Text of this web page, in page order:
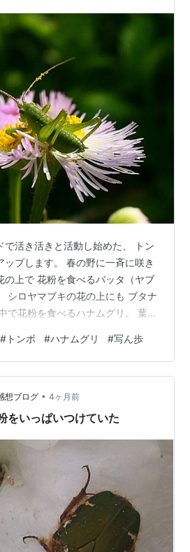
で活き活きと活動し始めた、 トン
ップします。 春の野に一斉に咲き
の上で 花粉を食べるバッタ（ヤブ
シロヤマブキの花の上にも ブタナ
で花粉を食べるハナムグリ。 葉っ
み中の所、じゃましてどーもすい
かったらポチっとお願いします。
んぽ日記ランキング参加中植物 ラ
・自然観察ランキング参加中は
門】 ランキング参加中雑談・日記
# トンボ #ハナムグリ #写ん歩
想ブログ • 4ヶ月前
をいっぱいつけていた